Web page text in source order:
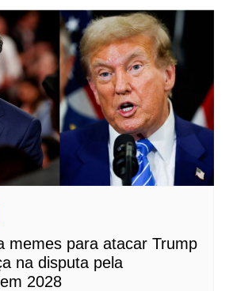
memes para atacar Trump
na disputa pela
2028